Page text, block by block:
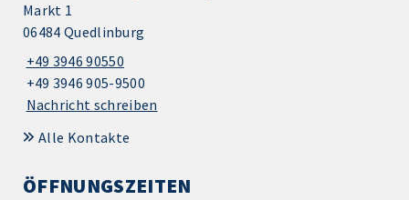
Markt 1
06484 Quedlinburg
+49 3946 90550
+49 3946 905-9500
Nachricht schreiben
Alle Kontakte
ÖFFNUNGSZEITEN